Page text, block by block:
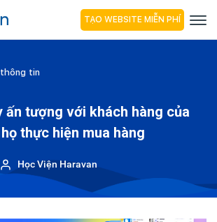
TẠO WEBSITE MIỄN PHÍ
tin
ấn tượng với khách hàng của
thực hiện mua hàng
Học Viện Haravan